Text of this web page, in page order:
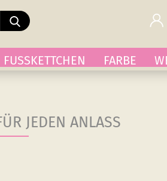
Suche...
FUSSKETTCHEN FARBE
JEDEN ANLASS